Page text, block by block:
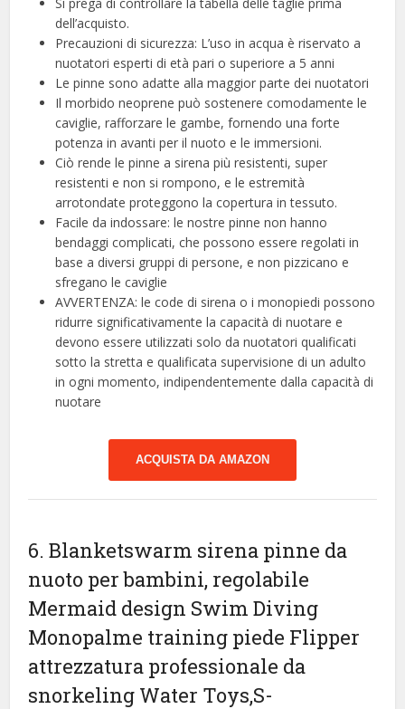
Si prega di controllare la tabella delle taglie prima
dell’acquisto.
Precauzioni di sicurezza: L’uso in acqua è riservato a
nuotatori esperti di età pari o superiore a 5 anni
Le pinne sono adatte alla maggior parte dei nuotatori
Il morbido neoprene può sostenere comodamente le
caviglie, rafforzare le gambe, fornendo una forte
potenza in avanti per il nuoto e le immersioni.
Ciò rende le pinne a sirena più resistenti, super
resistenti e non si rompono, e le estremità
arrotondate proteggono la copertura in tessuto.
Facile da indossare: le nostre pinne non hanno
bendaggi complicati, che possono essere regolati in
base a diversi gruppi di persone, e non pizzicano e
sfregano le caviglie
AVVERTENZA: le code di sirena o i monopiedi possono
ridurre significativamente la capacità di nuotare e
devono essere utilizzati solo da nuotatori qualificati
sotto la stretta e qualificata supervisione di un adulto
in ogni momento, indipendentemente dalla capacità di
nuotare
ACQUISTA DA AMAZON
6. Blanketswarm sirena pinne da
nuoto per bambini, regolabile
Mermaid design Swim Diving
Monopalme training piede Flipper
attrezzatura professionale da
snorkeling Water Toys,S-